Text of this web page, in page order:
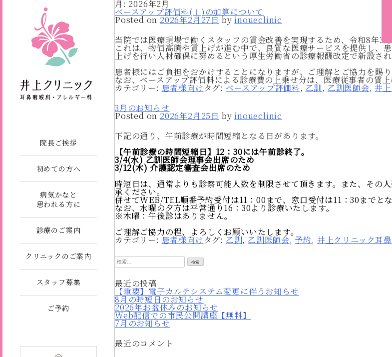
院長ご挨拶
初めての方へ
病気かなと
思われる方に
診療のご案内
クリニックのご案内
スタッフ募集
ご予約
月: 2026年2月
ベースアップ評価料(Ⅰ)の加算について
Posted on2026年2月27日byinoueclinic
当院では医療現場で働くスタッフの賃金改善を実現するため、令和8年3
これは、物価高騰や賃上げが進む中で、良質な医療サービスを提供し、
上げを行い人材確保に努めるという厚生労働省の診療報酬改定で新設され
患者様にはご負担をおかけすることになりますが、ご理解とご協力を賜
なお、ベースアップ評価料による診療費の上乗せ分は、医療従事者の賃上
カテゴリー: 患者様向けタグ: ベースアップ評価料, 乙訓, 乙訓医師会,井
3月のお知らせ
Posted on2026年2月25日 byinoueclinic
下記の通り、午前診療が時間短縮となる日があります。
【午前診療の時間短縮日】12：30には午前診終了。
3/4(水) 乙訓医師会理事会出席のため
3/12(木) 介護認定審査会出席のため
時短日は、通常よりも診察可能人数を制限させて頂きます。また、その
承ください。
併せてWEB/TEL順番予約受付は11：00まで、窓口受付は11：30までと
なお、水曜の夕方は平常通り16：30より診療いたします。
※木曜：午後診はありません。
ご理解ご協力の程、よろしくお願いいたします。
カテゴリー: 患者様向けタグ: 乙訓, 乙訓医師会, 予約, 井上クリニック耳
検
索:
最近の投稿
【重要】電子カルテシステム変更に伴うお知らせ
8月の時短日のお知らせ
2026年お盆休みのお知らせ
Web配信での市民公開講座【無料】
7月のお知らせ
最近のコメント